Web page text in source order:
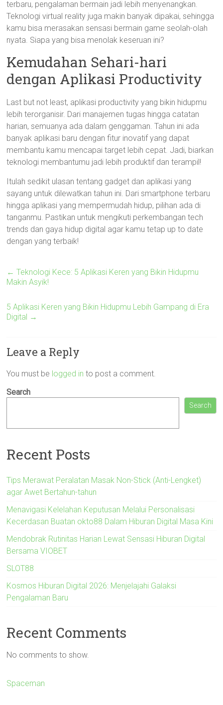
terbaru, pengalaman bermain jadi lebih menyenangkan.
Teknologi virtual reality juga makin banyak dipakai, sehingga
kamu bisa merasakan sensasi bermain game seolah-olah
nyata. Siapa yang bisa menolak keseruan ini?
Kemudahan Sehari-hari
dengan Aplikasi Productivity
Last but not least, aplikasi productivity yang bikin hidupmu
lebih terorganisir. Dari manajemen tugas hingga catatan
harian, semuanya ada dalam genggaman. Tahun ini ada
banyak aplikasi baru dengan fitur inovatif yang dapat
membantu kamu mencapai target lebih cepat. Jadi, biarkan
teknologi membantumu jadi lebih produktif dan terampil!
Itulah sedikit ulasan tentang gadget dan aplikasi yang
sayang untuk dilewatkan tahun ini. Dari smartphone terbaru
hingga aplikasi yang mempermudah hidup, pilihan ada di
tanganmu. Pastikan untuk mengikuti perkembangan tech
trends dan gaya hidup digital agar kamu tetap up to date
dengan yang terbaik!
← Teknologi Kece: 5 Aplikasi Keren yang Bikin Hidupmu
Makin Asyik!
5 Aplikasi Keren yang Bikin Hidupmu Lebih Gampang di Era
Digital →
Leave a Reply
You must be logged in to post a comment.
Search
Search
Recent Posts
Tips Merawat Peralatan Masak Non-Stick (Anti-Lengket)
agar Awet Bertahun-tahun
Menavigasi Kelelahan Keputusan Melalui Personalisasi
Kecerdasan Buatan okto88 Dalam Hiburan Digital Masa Kini
Mendobrak Rutinitas Harian Lewat Sensasi Hiburan Digital
Bersama VIOBET
SLOT88
Kosmos Hiburan Digital 2026: Menjelajahi Galaksi
Pengalaman Baru
Recent Comments
No comments to show.
Spaceman